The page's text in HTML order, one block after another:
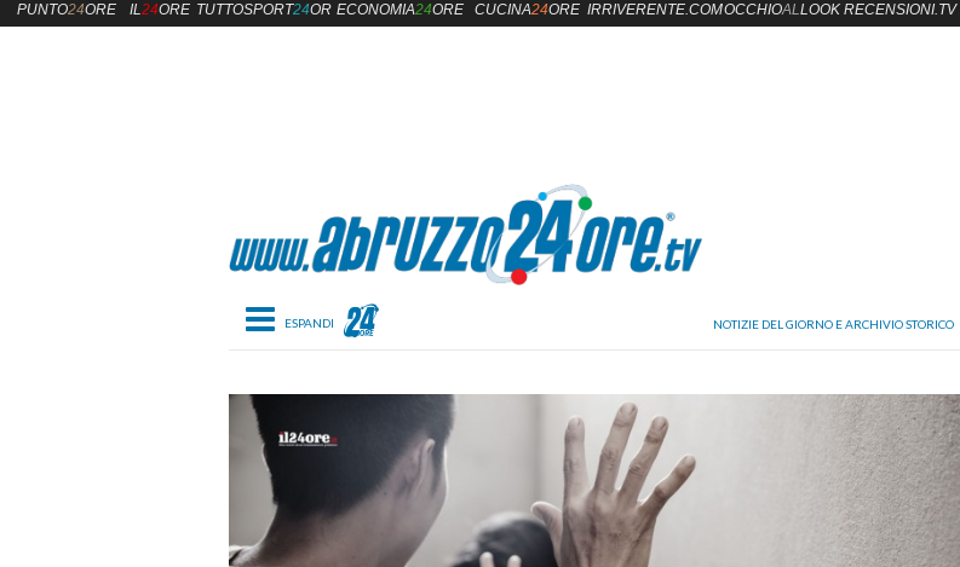
Toggle navigation
PUNTO24ORE IL24ORE TUTTOSPORT24OREECONOMIA24ORE CUCINA24ORE IRRIVERENTE.COMOCCHIOALLOOK RECENSIONI.TV